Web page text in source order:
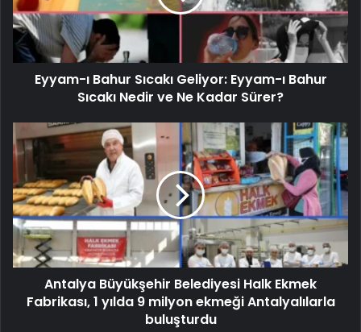
Eyyam-ı Bahur Sıcakı Geliyor: Eyyam-ı Bahur
Sıcakı Nedir ve Ne Kadar Sürer?
Antalya Büyükşehir Belediyesi Halk Ekmek
Fabrikası, 1 yılda 9 milyon ekmeği Antalyalılarla
buluşturdu